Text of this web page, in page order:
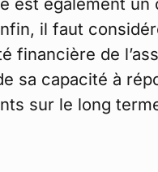
il faut
financière de
sa capacité à
sur le long